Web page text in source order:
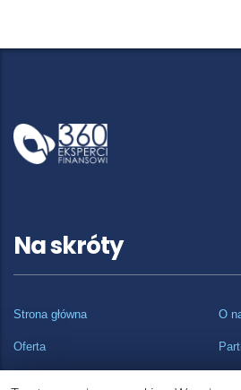
Na skróty
Strona główna O
Oferta